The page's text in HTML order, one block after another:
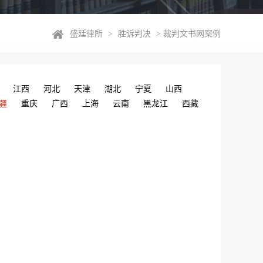
盛廷律所 > 胜诉判决 > 裁判文书网案例
江西 河北 天津 湖北 宁夏
山西
重庆 广西 上海 云南 黑龙江 西藏